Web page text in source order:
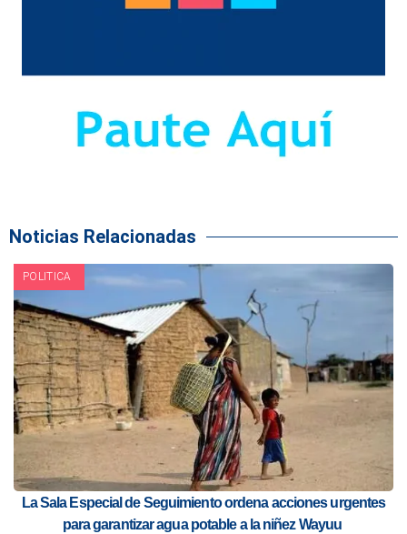
Noticias Relacionadas
POLITICA
La Sala Especial de Seguimiento ordena acciones urgentes
para garantizar agua potable a la niñez Wayuu